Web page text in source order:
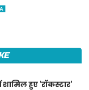
पढ़ें 12 राशियों का
हुए 'रॉकस्टार'